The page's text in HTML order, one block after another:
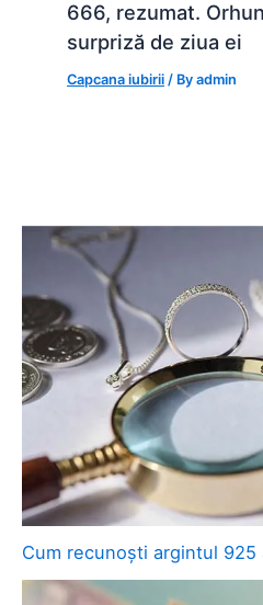
666, rezumat.
surpriză de ziua ei
Capcana iubirii / Byadmin
Cum recunoști argintul 925